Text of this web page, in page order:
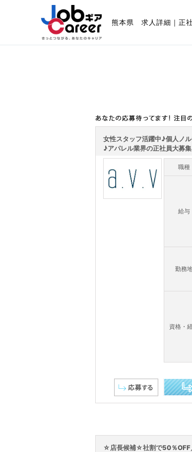
熊本県 求人詳細｜正
あなたの応募待ってます!注目の
女性スタッフ活躍中♪個人ノ
♪アパレル業界の正社員大募
職種
給与
勤務
資格・
☆店長候補☆社割で50％OFF